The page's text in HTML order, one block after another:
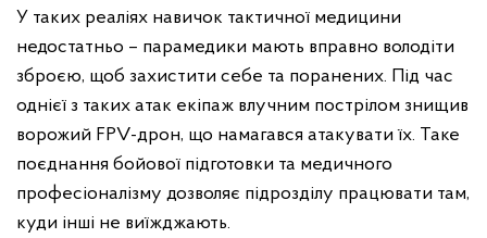
У таких реаліях навичок тактичної медицини
недостатньо – парамедики мають вправно володіти
зброєю, щоб захистити себе та поранених. Під час
однієї з таких атак екіпаж влучним пострілом знищив
ворожий FPV-дрон, що намагався атакувати їх. Таке
поєднання бойової підготовки та медичного
професіоналізму дозволяє підрозділу працювати там,
куди інші не виїжджають.